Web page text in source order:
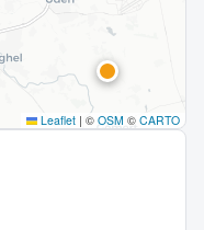
Leaflet | © OSM © CARTO